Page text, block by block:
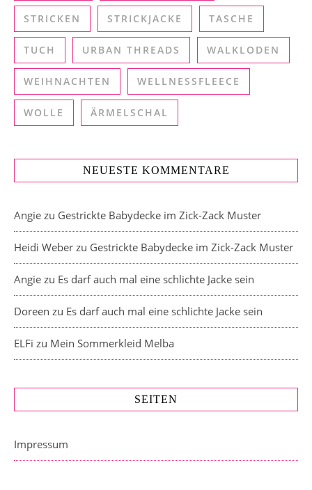
STRICKEN STRICKJACKE TASCHE
TUCH URBAN THREADS WALKLODEN
WEIHNACHTEN WELLNESSFLEECE
WOLLE ÄRMELSCHAL
NEUESTE KOMMENTARE
Angie zu Gestrickte Babydecke im Zick-Zack Muster
Heidi Weber zu Gestrickte Babydecke im Zick-Zack Muster
Angie zu Es darf auch mal eine schlichte Jacke sein
Doreen zu Es darf auch mal eine schlichte Jacke sein
ELFi zu Mein Sommerkleid Melba
SEITEN
Impressum